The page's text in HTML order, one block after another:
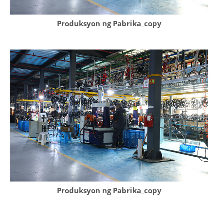
Produksyon ng Pabrika_copy
Produksyon ng Pabrika_copy